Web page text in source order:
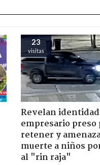
23
visitas
Revelan
empresario preso
retener y
muerte a niños
al "rin raja"